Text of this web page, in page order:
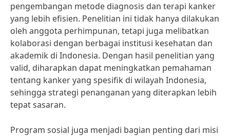
pengembangan metode diagnosis dan terapi kanker
yang lebih efisien. Penelitian ini tidak hanya dilakukan
oleh anggota perhimpunan, tetapi juga melibatkan
kolaborasi dengan berbagai institusi kesehatan dan
akademik di Indonesia. Dengan hasil penelitian yang
valid, diharapkan dapat meningkatkan pemahaman
tentang kanker yang spesifik di wilayah Indonesia,
sehingga strategi penanganan yang diterapkan lebih
tepat sasaran.
Program sosial juga menjadi bagian penting dari misi